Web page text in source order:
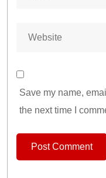
Save my name,
the next time I